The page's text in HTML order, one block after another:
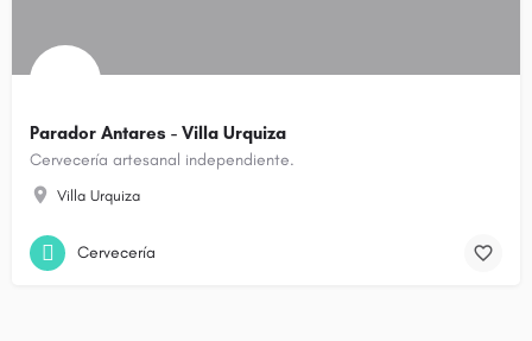
Parador Antares - Villa Urquiza
Cervecería artesanal independiente.
Villa Urquiza
Cervecería